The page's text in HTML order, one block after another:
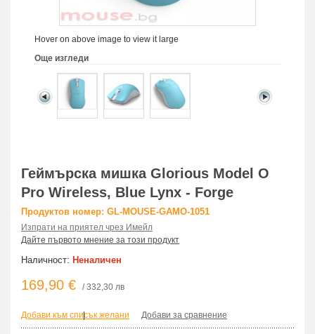
Hover on above image to view it large
Още изгледи
Геймърска мишка Glorious Model O
Pro Wireless, Blue Lynx - Forge
Продуктов номер: GL-MOUSE-GAMO-1051
Изпрати на приятел чрез Имейл
Дайте първото мнение за този продукт
Наличност: Неналичен
169,90 € / 332,30 лв
Добави към списък желани
| Добави за сравнение